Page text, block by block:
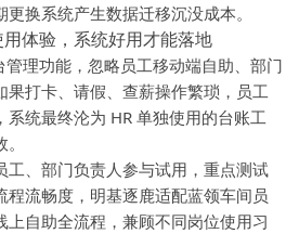
换系统产生数据迁移沉没成本。
体验，系统好用才能落地
管理功能，忽略员工移动端自助、部门
果打卡、请假、查薪操作繁琐，员工
统最终沦为 HR 单独使用的台账工
工、部门负责人参与试用，重点测试
程流畅度，明基逐鹿适配蓝领车间员
上自助全流程，兼顾不同岗位使用习